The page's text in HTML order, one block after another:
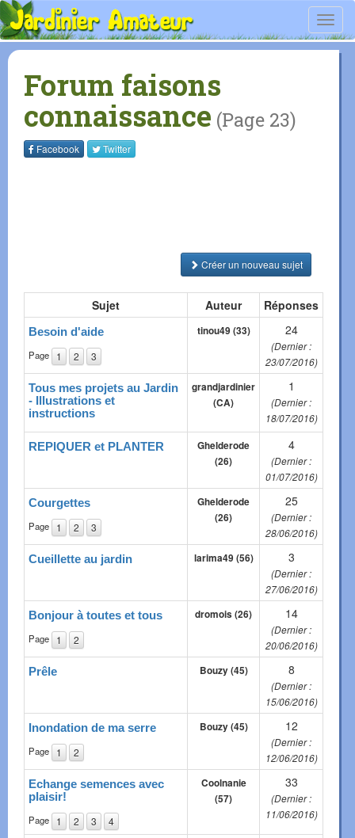
Forum faisons
connaissance (Page 23)
Facebook Twitter
Créer un nouveau sujet
Sujet Auteur Réponses
Besoin d'aide
Page 1 2 3
tinou49 (33) 24
(Dernier :
23/07/2016)
Tous mes projets au Jardin
- Illustrations et
instructions
grandjardinier
(CA)
1
(Dernier :
18/07/2016)
REPIQUER et PLANTER
Ghelderode
(26)
4
(Dernier :
01/07/2016)
Courgettes
Page 1 2 3
Ghelderode
(26)
25
(Dernier :
28/06/2016)
Cueillette au jardin larima49 (56) 3
(Dernier :
27/06/2016)
Bonjour à toutes et tous
Page 1 2
dromois (26) 14
(Dernier :
20/06/2016)
Prêle Bouzy (45) 8
(Dernier :
15/06/2016)
Inondation de ma serre
Page 1 2
Bouzy (45) 12
(Dernier :
12/06/2016)
Echange semences avec
plaisir!
Page 1 2 3 4
Coolnanie
(57)
33
(Dernier :
11/06/2016)